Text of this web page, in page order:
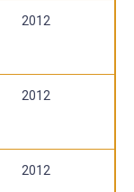
2012
2012
2012